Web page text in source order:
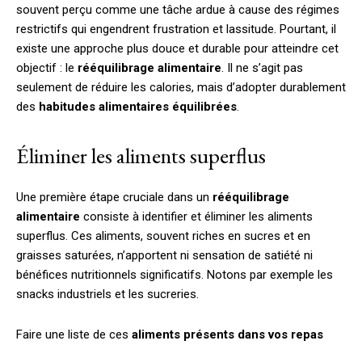
souvent perçu comme une tâche ardue à cause des régimes
restrictifs qui engendrent frustration et lassitude. Pourtant, il
existe une approche plus douce et durable pour atteindre cet
objectif : le rééquilibrage alimentaire. Il ne s’agit pas
seulement de réduire les calories, mais d’adopter durablement
des habitudes alimentaires équilibrées.
Éliminer les aliments superflus
Une première étape cruciale dans un rééquilibrage
alimentaire consiste à identifier et éliminer les aliments
superflus. Ces aliments, souvent riches en sucres et en
graisses saturées, n’apportent ni sensation de satiété ni
bénéfices nutritionnels significatifs. Notons par exemple les
snacks industriels et les sucreries.
Faire une liste de ces aliments présents dans vos repas